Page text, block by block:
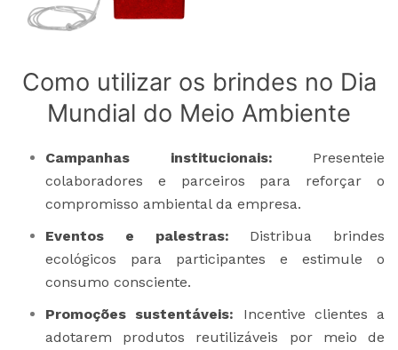
Como utilizar os brindes no Dia
Mundial do Meio Ambiente
Campanhas institucionais: Presenteie
colaboradores e parceiros para reforçar o
compromisso ambiental da empresa.
Eventos e palestras: Distribua brindes
ecológicos para participantes e estimule o
consumo consciente.
Promoções sustentáveis: Incentive clientes a
adotarem produtos reutilizáveis por meio de